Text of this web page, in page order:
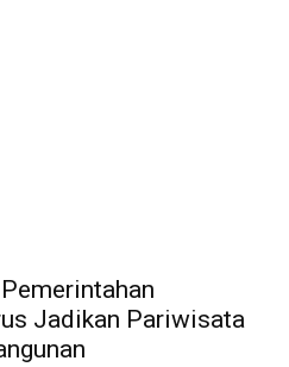
Jadikan Pariwisata